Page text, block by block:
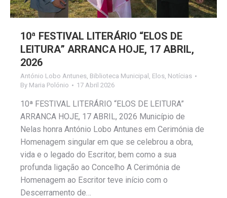
10ª FESTIVAL LITERÁRIO “ELOS DE
LEITURA” ARRANCA HOJE, 17 ABRIL,
2026
António Lobo Antunes Biblioteca Municipal Elos Notícias
By Maria Polónio 17 Abril 2026
10ª FESTIVAL LITERÁRIO “ELOS DE LEITURA”
ARRANCA HOJE, 17 ABRIL, 2026 Município de
Nelas honra António Lobo Antunes em Cerimónia de
Homenagem singular em que se celebrou a obra,
vida e o legado do Escritor, bem como a sua
profunda ligação ao Concelho A Cerimónia de
Homenagem ao Escritor teve início com o
Descerramento de…